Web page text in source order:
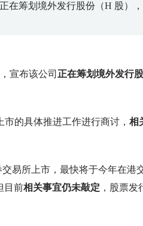
在筹划境外发行股份（H 股）
宣布该公司 正在筹划境外发行
的具体推进工作进行商讨， 相
所上市，最快将于今年在港
目前相关事宜仍未敲定 ，股票